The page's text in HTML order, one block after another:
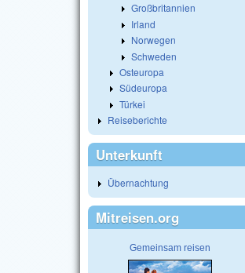
Großbritannien
Irland
Norwegen
Schweden
Osteuropa
Südeuropa
Türkei
Reiseberichte
Unterkunft
Übernachtung
Mitreisen.org
Gemeinsam reisen